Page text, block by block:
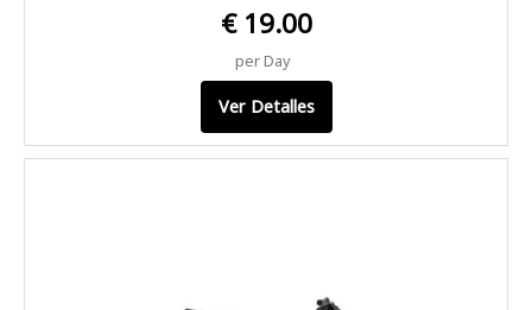
€ 19.00
per Day
Ver Detalles